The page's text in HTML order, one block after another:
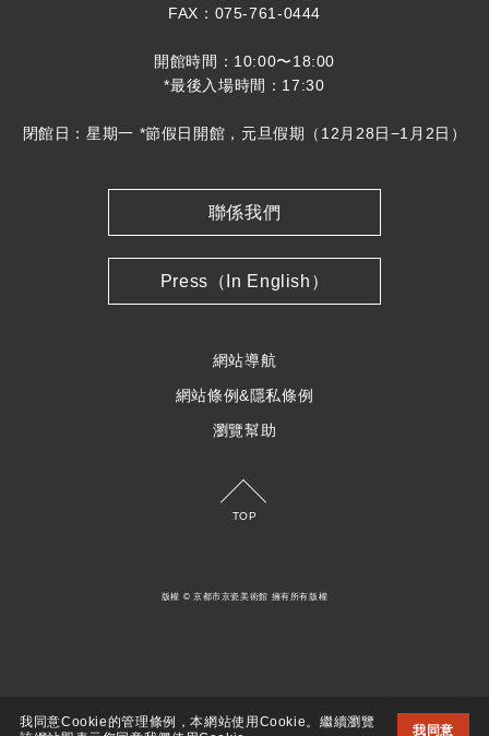
我同意Cookie的管理條例，本網站使用Cookie。繼續瀏覽
我同意
FAX：075-761-0444
開館時間：10:00〜18:00
*最後入場時間：17:30
閉館日：星期一 *節假日開館，元旦假期（12月28日−1月2日）
聯係我們
Press（In English）
網站導航
網站條例&隱私條例
瀏覽幫助
TOP
版權 © 京都市京瓷美術館 擁有所有版權